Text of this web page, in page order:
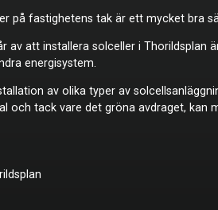
på fastighetens tak är ett mycket bra
av att installera solceller i Thorildsplan
energisystem.
av olika typer av
och tack vare det gröna avdraget, kan